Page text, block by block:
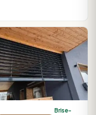
Brise-